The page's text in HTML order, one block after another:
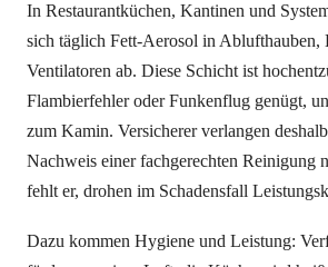
In Restaurantküchen, Kantinen und
sich täglich Fett-Aerosol in Ablufthauben,
Ventilatoren ab. Diese Schicht ist
Flambierfehler oder Funkenflug genügt,
zum Kamin. Versicherer verlangen
Nachweis einer fachgerechten Reinigung
fehlt er, drohen im Schadensfall
Dazu kommen Hygiene und Leistung: